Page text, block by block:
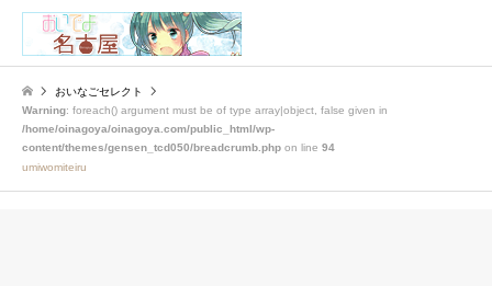
おいなごセレクト
Warning: foreach() argument must be of type array|object, false given in
/home/oinagoya/oinagoya.com/public_html/wp-
content/themes/gensen_tcd050/breadcrumb.php on line 94
umiwomiteiru